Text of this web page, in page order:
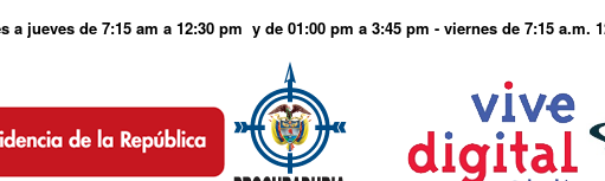
jueves de 7:15 am a 12:30 pm y de 01:00 pm a 3:45 pm - viernes de 7:15 a.m.